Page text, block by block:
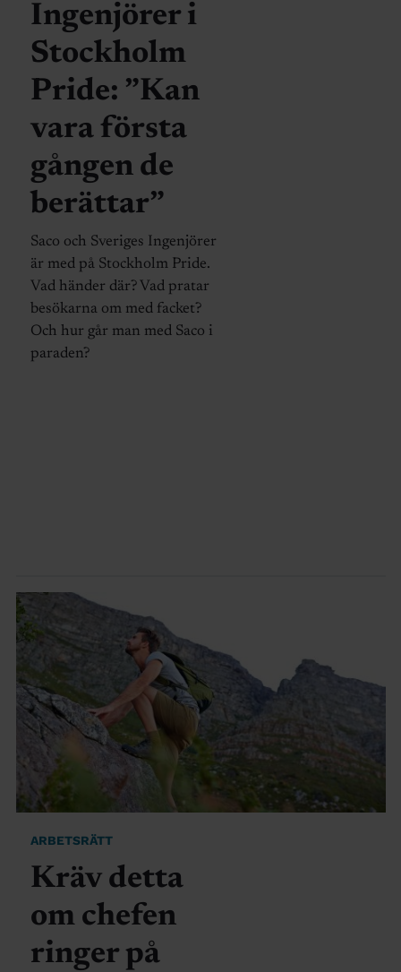
Ingenjörer i
Stockholm
Pride: ”Kan
vara första
gången de
berättar”
Saco och Sveriges Ingenjörer
är med på Stockholm Pride.
Vad händer där? Vad pratar
besökarna om med facket?
Och hur går man med Saco i
paraden?
ARBETSRÄTT
Kräv detta
om chefen
ringer på